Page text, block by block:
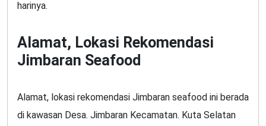
harinya.
Alamat, Lokasi Rekomendasi
Jimbaran Seafood
Alamat, lokasi rekomendasi Jimbaran seafood ini berada
di kawasan Desa. Jimbaran Kecamatan. Kuta Selatan